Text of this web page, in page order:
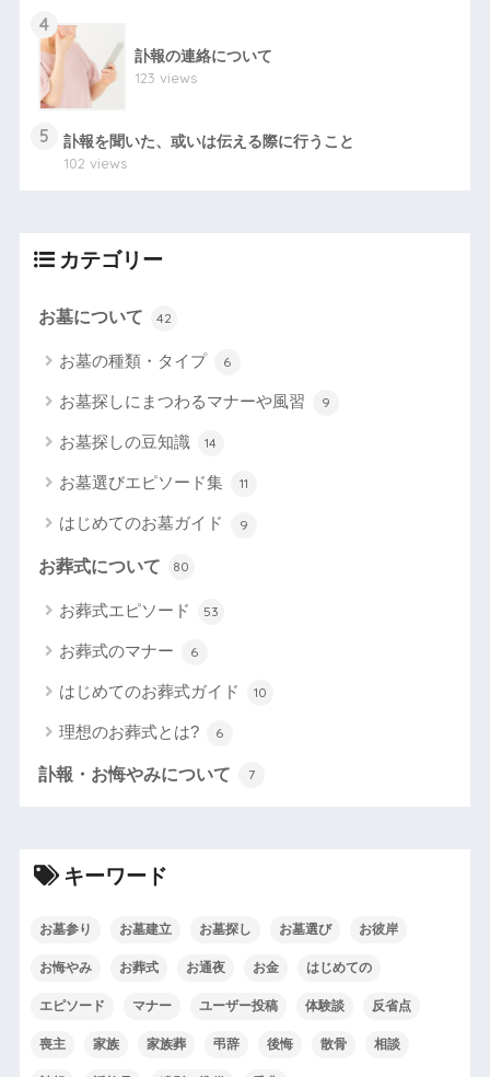
4
訃報の連絡について
123 views
5
訃報を聞いた、或いは伝える際に行うこと
102 views
カテゴリー
お墓について 42
お墓の種類・タイプ 6
お墓探しにまつわるマナーや風習 9
お墓探しの豆知識 14
お墓選びエピソード集 11
はじめてのお墓ガイド 9
お葬式について 80
お葬式エピソード 53
お葬式のマナー 6
はじめてのお葬式ガイド 10
理想のお葬式とは? 6
訃報・お悔やみについて 7
キーワード
お墓参り お墓建立 お墓探し お墓選び お彼岸
お悔やみ お葬式 お通夜 お金 はじめての
エピソード マナー ユーザー投稿 体験談 反省点
喪主 家族 家族葬 弔辞 後悔 散骨 相談